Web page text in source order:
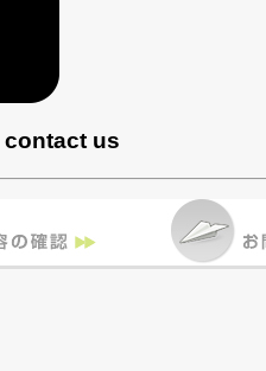
contact us